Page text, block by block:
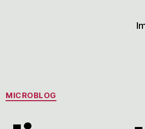
Kategorien
MICROBLOG